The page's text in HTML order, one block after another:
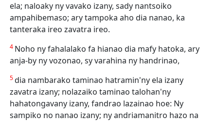
ela; naloaky ny vavako izany, sady nantsoiko
ampahibemaso; ary tampoka aho dia nanao, ka
tanteraka ireo zavatra ireo.
4 Noho ny fahalalako fa hianao dia mafy hatoka, ary
anja-by ny vozonao, sy varahina ny handrinao,
5dia nambarako taminao hatramin'ny ela izany
zavatra izany; nolazaiko taminao talohan'ny
hahatongavany izany, fandrao lazainao hoe: Ny
sampiko no nanao izany; ny andriamanitro hazo na